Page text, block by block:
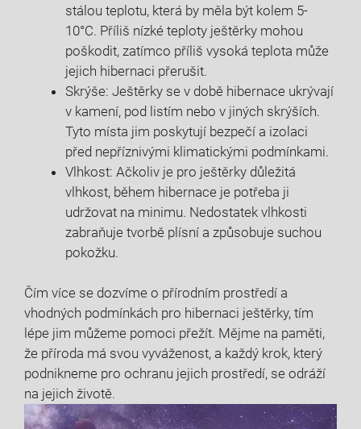
stálou teplotu, která by měla být kolem 5-
10°C. Příliš nízké teploty ještěrky mohou
poškodit, zatímco příliš vysoká teplota může
jejich hibernaci přerušit.
Skrýše: Ještěrky se v době hibernace ukrývají
v kamení, pod listím nebo v jiných skrýších.
Tyto místa jim poskytují bezpečí a izolaci
před nepříznivými klimatickými podmínkami.
Vlhkost: Ačkoliv je pro ještěrky důležitá
vlhkost, během hibernace je potřeba ji
udržovat na minimu. Nedostatek vlhkosti
zabraňuje tvorbě plísní a způsobuje suchou
pokožku.
Čím více se dozvíme o přírodním prostředí a
vhodných podmínkách pro hibernaci ještěrky, tím
lépe jim můžeme pomoci přežít. Mějme na paměti,
že příroda má svou vyváženost, a každý krok, který
podnikneme pro ochranu jejich prostředí, se odráží
na jejich životě.